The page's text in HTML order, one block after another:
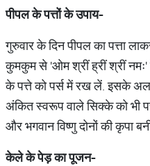
पीपलकेपत्तोंकेउपाय-
गुरुवार के दिन पीपल का पत्ता
कुमकुम से 'ओम श्रीं ह्रीं श्रीं
के पत्ते को पर्स में रख लें. इसके
अंकित स्वरूप वाले सिक्के को भी
और भगवान विष्णु दोनों की कृपा
केलेकेपेड़कापूजन-